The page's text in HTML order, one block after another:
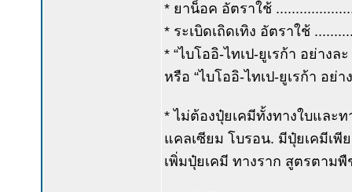
* ยาน็อค อัตราใช้
* ระเบิดเถิดเทิง อัตราใช้
* “ไบโออิ-ไทเป-ยูเรก้า อย่า
หรือ “ไบโออิ-ไทเป-ยูเรก้า อ
* ไม่ต้องปุ๋ยเคมีทั้งทางใบและท
แคลเซียม โบรอน. มีปุ๋ยเคมีเ
เพิ่มปุ๋ยเคมี ทางราก สูตรตาม